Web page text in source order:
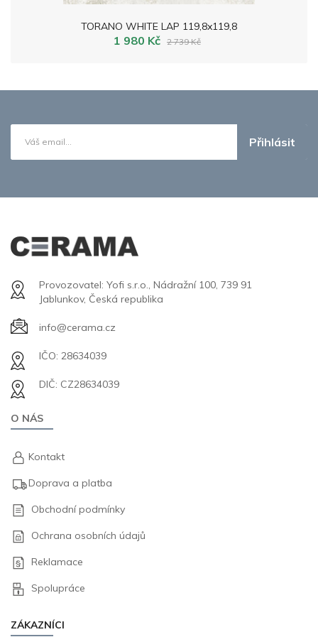
TORANO WHITE LAP 119,8x119,8
1 980 Kč 2 739 Kč
Přihlásit
Provozovatel: Yofi s.r.o., Nádražní 100, 739 91
Jablunkov, Česká republika
info@cerama.cz
IČO: 28634039
DIČ: CZ28634039
O NÁS
Kontakt
Doprava a platba
Obchodní podmínky
Ochrana osobních údajů
Reklamace
Spolupráce
ZÁKAZNÍCI